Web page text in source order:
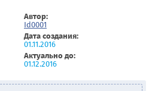
Автор:
Id0001
Дата создания:
01.11.2016
Актуально до:
01.12.2016